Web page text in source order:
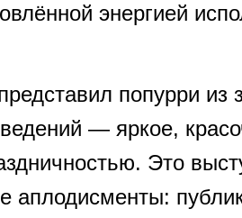
энергией
попурри из
— яркое,
Это
аплодисменты: